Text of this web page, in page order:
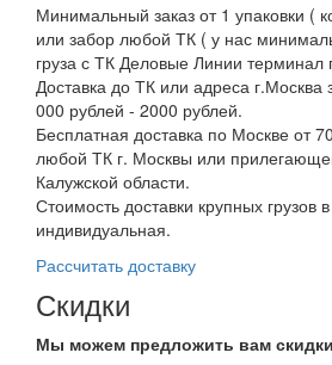
Минимальный заказ от 1 упаковки (
или забор любой ТК ( у нас
груза с ТК Деловые Линии терминал
Доставка до ТК или адреса г.Москва
000 рублей - 2000 рублей.
Бесплатная доставка по Москве от
любой ТК г. Москвы или
Калужской области.
Стоимость доставки крупных грузов
индивидуальная.
Рассчитать доставку
Скидки
Мы можем предложить вам